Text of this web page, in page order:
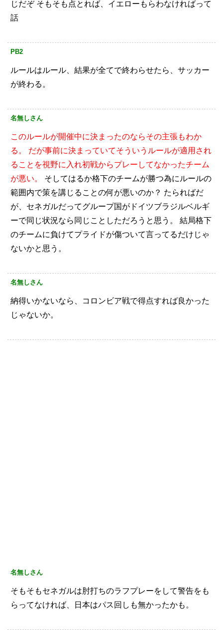
じだぞそもそも点とれば、イエローもらわなければって
話
PB2
ルールはルール、結果が全てで終わらせたら、サッカー
が終わる。
名無しさん
このルールが開催中に決まったのならその主張もわか
る。
だが事前に決まっていてそういうルールが適用され
ることを視野に入れ初戦からプレーしてなかったチーム
が悪い。
そしてはるか格下のチームが勝つ為にルールの
範囲内で策を講じることの何が悪いのか？ たらればだ
が、セネガルだってグループ国がドイツブラジルベルギ
ーで同じ状況なら同じことしただろうと思う。
結局格下
のチームに負けてプライドが傷ついて言ってるだけじゃ
ないかと思う。
名無しさん
納得いかないなら、コロンビア戦で得点すれば良かった
じゃないか。
名無しさん
そもそもセネガルは肘打ちのラフプレーをして警告をも
らってなければ、日本はパス回しも無かったかも。